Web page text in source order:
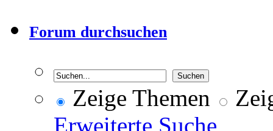
Forum durchsuchen
Zeige Themen
Erweiterte Suche